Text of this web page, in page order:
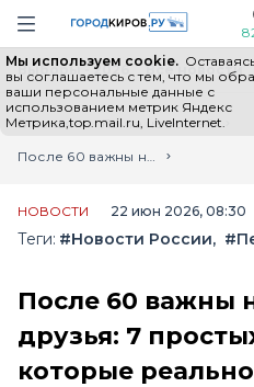
Навигация сайта
Мы используем cookie.
вы соглашаетесь с тем, что мы
ваши персональные данные с
использованием метрик Яндекс
Метрика,top.mail.ru, LiveInternet.
Выборы - 2026 Все новости
Главная
Лента новостей
После 60 важны не дети и друзья: 7 простых вещей, которые реально влияют на качество жизни и делают старость спокойнее и легче
НОВОСТИ 22 июн 2026, 08:30
Теги: #Новости России
После 60 важны
друзья: 7
которые